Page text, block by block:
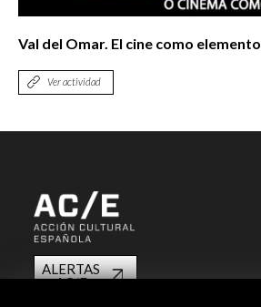
Val del Omar. El cine como elemento
Ver actividad
ALERTAS
AC/E